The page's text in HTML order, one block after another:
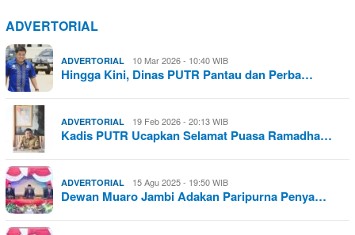
ADVERTORIAL
ADVERTORIAL 10 Mar 2026 - 10:40 WIB
Hingga Kini, Dinas PUTR Pantau dan Perba…
ADVERTORIAL 19 Feb 2026 - 20:13 WIB
Kadis PUTR Ucapkan Selamat Puasa Ramadha…
ADVERTORIAL 15 Agu 2025 - 19:50 WIB
Dewan Muaro Jambi Adakan Paripurna Penya…